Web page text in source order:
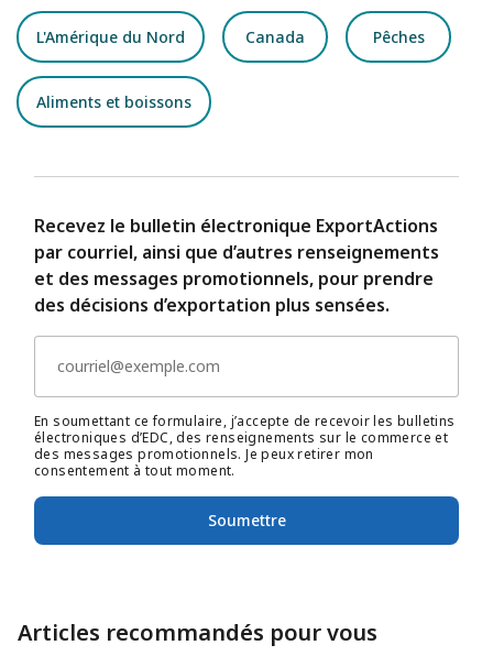
L'Amérique du Nord Canada Pêches
Aliments et boissons
Recevez le bulletin électronique ExportActions
par courriel, ainsi que d’autres renseignements
et des messages promotionnels, pour prendre
des décisions d’exportation plus sensées.
En soumettant ce formulaire, j’accepte de recevoir les bulletins
électroniques d’EDC, des renseignements sur le commerce et
des messages promotionnels. Je peux retirer mon
consentement à tout moment.
Soumettre
Articles recommandés pour vous